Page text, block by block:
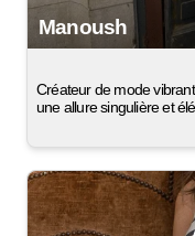
Manoush
Créateur de mode
une allure singulière et